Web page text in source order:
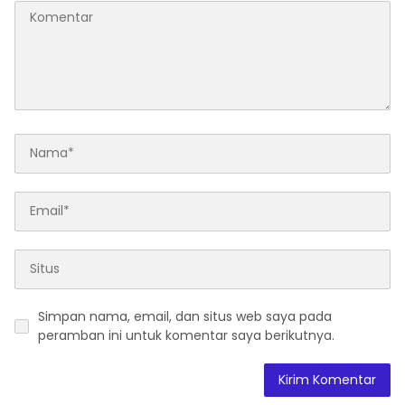
Simpan nama, email, dan situs web saya pada
peramban ini untuk komentar saya berikutnya.